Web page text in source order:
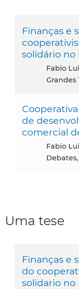
Finanças e
solidário no
Fabio Luiz Burigo, Editora Argos, Coleção
Grandes
de
comercial
Fabio Luiz Burigo, Editora Argos, Coleção
Uma tese
Finanças e
do
solidario no